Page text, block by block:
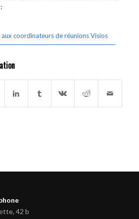
aux coordinateurs de réunions Visios
42 b